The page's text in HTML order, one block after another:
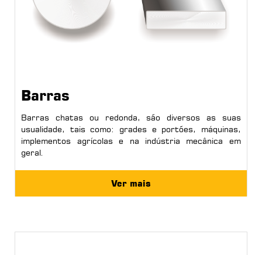
Barras
Barras chatas ou redonda, são diversos as suas
usualidade, tais como: grades e portões, máquinas,
implementos agrícolas e na indústria mecânica em
geral.
Ver mais